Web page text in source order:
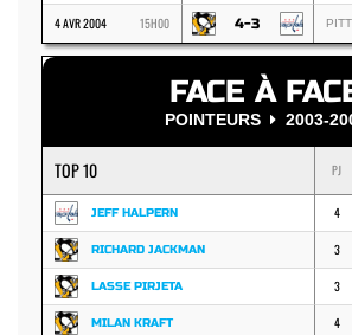
4 AVR 2004 15H00 4-3
FACE À
POINTEURS 2003-
TOP 10 PJ
JEFF HALPERN 4
RICHARD JACKMAN 3
LASSE PIRJETA 3
MILAN KRAFT 4